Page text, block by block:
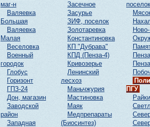
маг-н
Валяевка
Большая
Валяевка
Малая
Веселовка
Военный
городок
Глобус
Горизонт
ГПЗ-24
Дон, магазин
Заводской
район
Западная
Засечное
Засурье
ЗИФ, поселок
Золотаревка
Константиновка
КП "Дубрава"
КПД (Пенза-4)
Кривозерье
Ленинский
лесхоз
Маньчжурия
Мастиновка
Маяк
Медпрепараты
(Биосинтез)
поселок
ПГУ
Райки